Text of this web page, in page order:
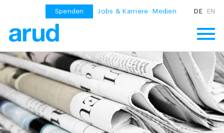
Spenden Jobs & Karriere Medien DE EN